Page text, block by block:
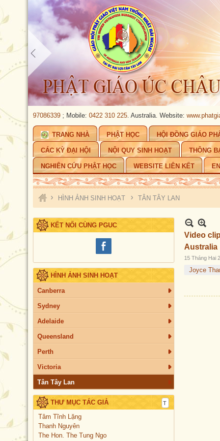
97086339; Mobile:0422 310 225. Australia.Website:
TRANG NHÀ PHẬT HỌC HỘI ĐỒNG GIÁO
CÁC KỲ ĐẠI HỘI NỘI QUY SINH HOẠT THÔNG
NGHIÊN CỨU PHẬT HỌC WEBSITE LIÊN KẾT
› HÌNH ẢNH SINH HOẠT › TÂN TÂY LAN
KẾT NỐI CÙNG PGUC
HÌNH ẢNH SINH HOẠT
Canberra
Sydney
Adelaide
Queensland
Perth
Victoria
Tân Tây Lan
THƯ MỤC TÁC GIẢ
Tâm Tĩnh Lặng
Thanh Nguyên
The Hon. The Tung Ngo
Video
Australia
15 Tháng Hai
Joyce